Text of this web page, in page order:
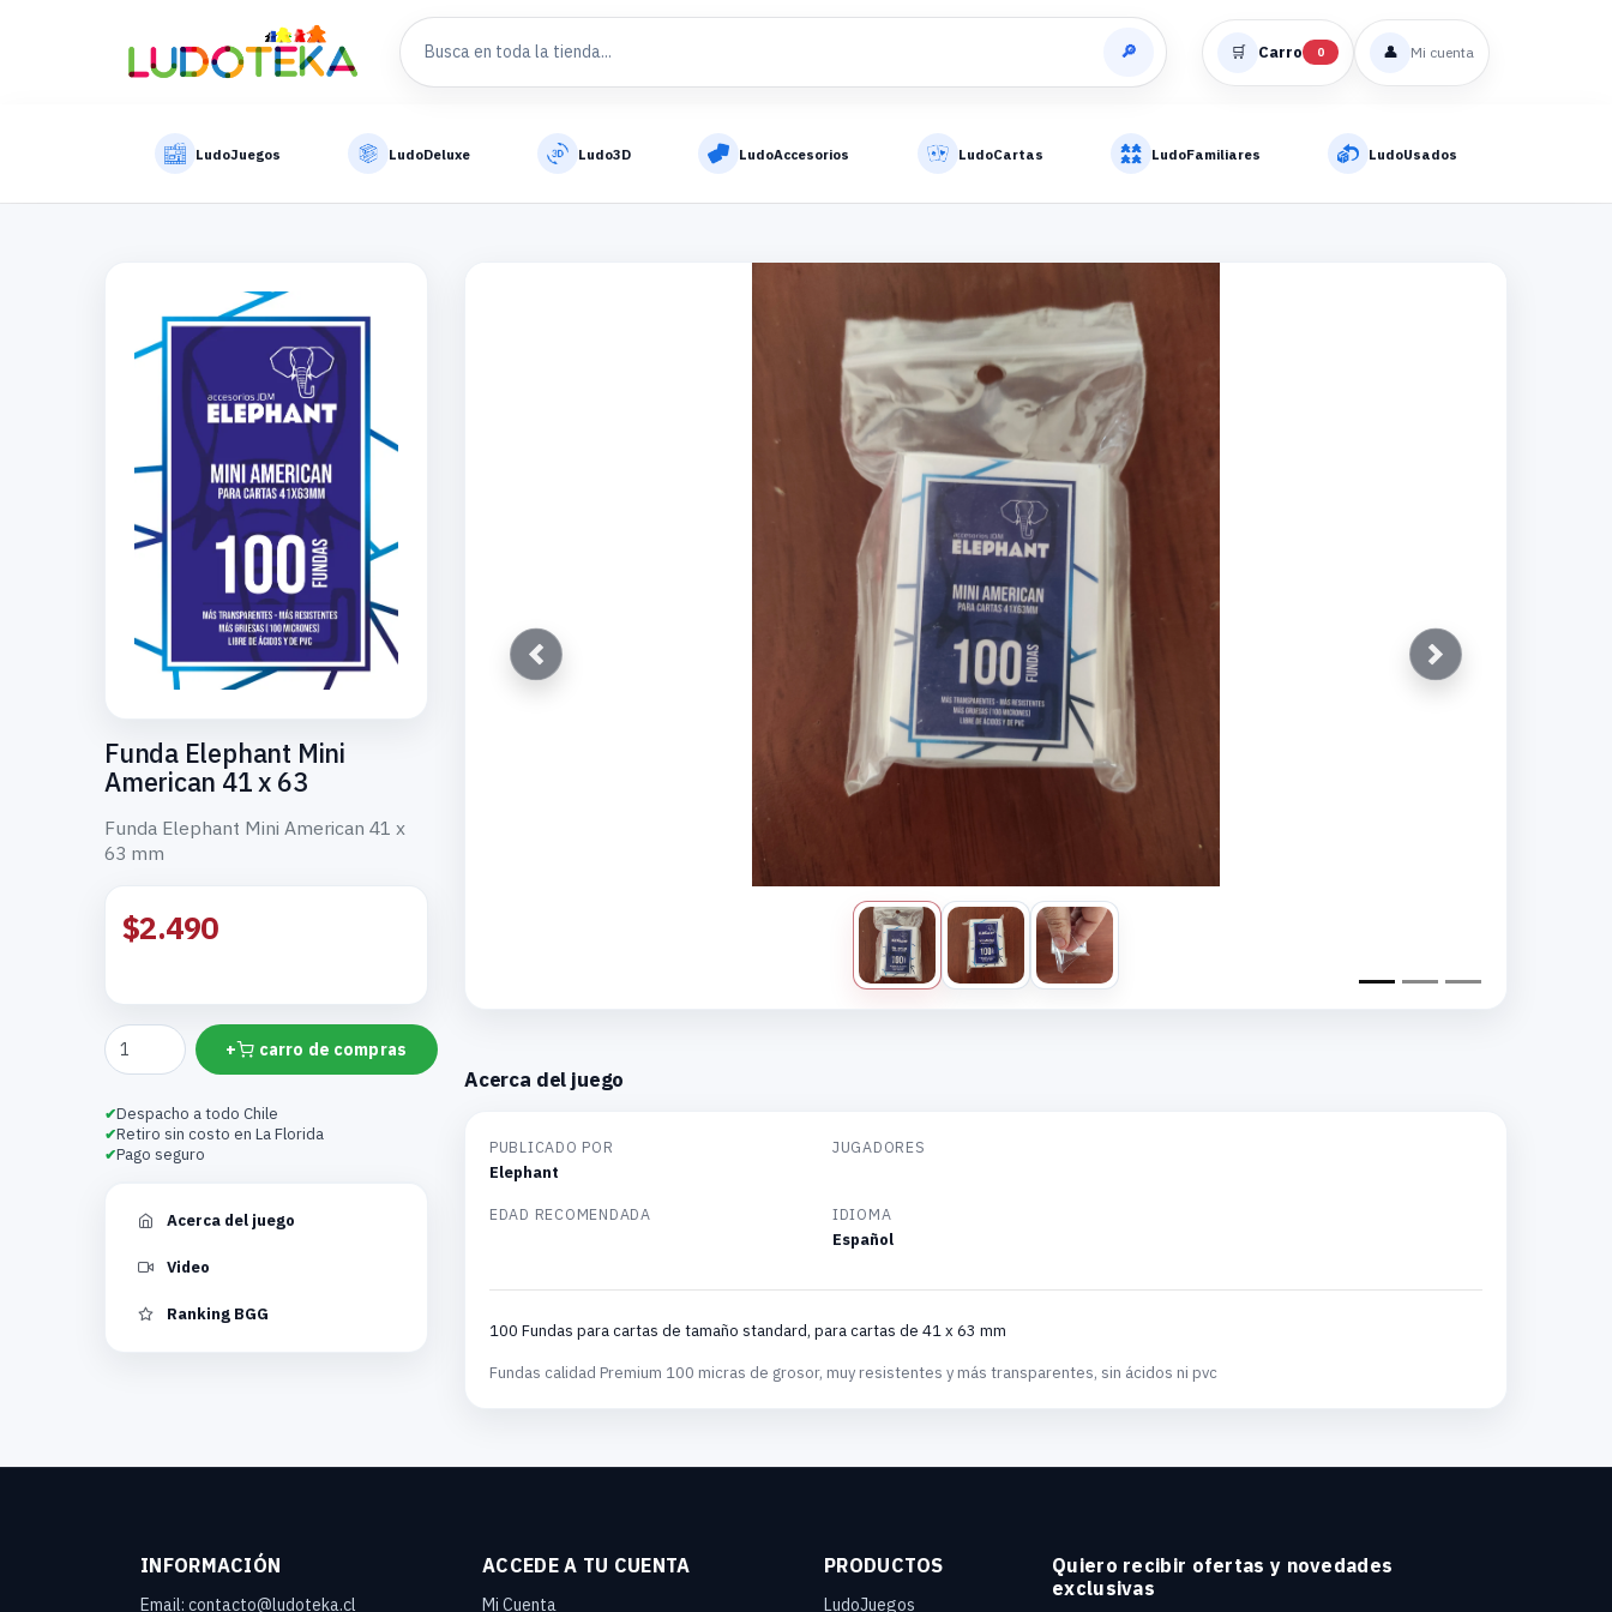
🔎 🛒 Carro 0 👤 Mi cuenta
LudoJuegos LudoDeluxe Ludo3D LudoAccesorios LudoCartas LudoFamiliares LudoUsados
Funda Elephant Mini
American 41 x 63
Funda Elephant Mini American 41 x
63 mm
$2.490
+ carro de compras
Despacho a todo Chile
Retiro sin costo en La Florida
Pago seguro
Acerca del juego
Video
Ranking BGG
Anterior Siguiente
Acerca del juego
PUBLICADO POR
Elephant
JUGADORES
EDAD RECOMENDADA IDIOMA
Español
100 Fundas para cartas de tamaño standard, para cartas de 41 x 63 mm
Fundas calidad Premium 100 micras de grosor, muy resistentes y más transparentes, sin ácidos ni pvc
INFORMACIÓN
Email: contacto@ludoteka.cl
ACCEDE A TU CUENTA
Mi Cuenta
PRODUCTOS
LudoJuegos
Quiero recibir ofertas y novedades
exclusivas